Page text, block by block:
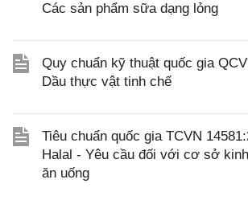
Các sản phẩm sữa dạng lỏng
Quy chuẩn kỹ thuật quốc gia
Dầu thực vật tinh chế
Tiêu chuẩn quốc gia TCVN
Halal - Yêu cầu đối với cơ sở
ăn uống